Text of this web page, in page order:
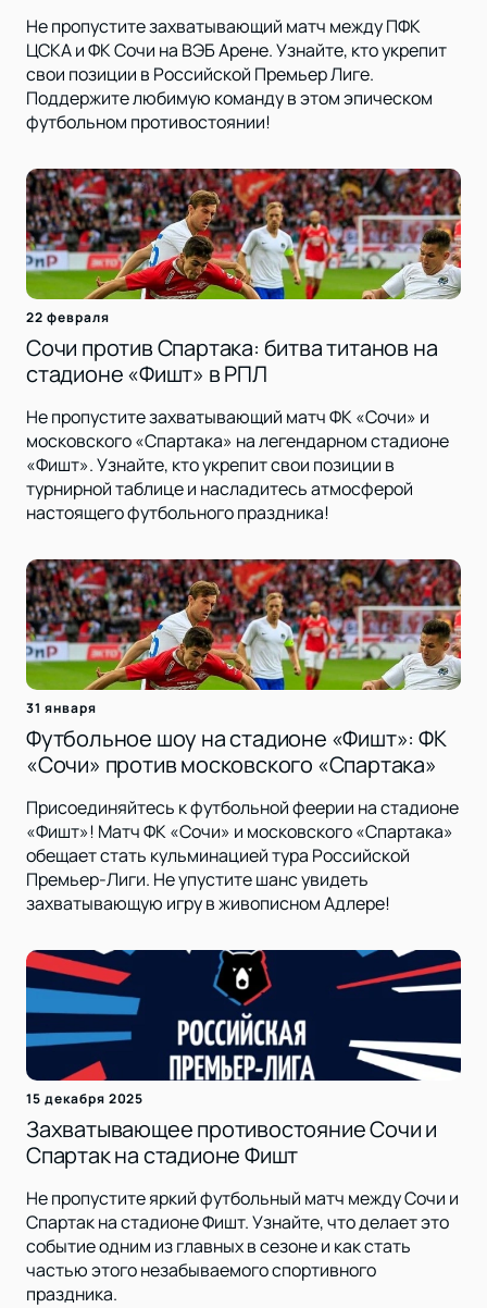
Не пропустите захватывающий матч между ПФК
ЦСКА и ФК Сочи на ВЭБ Арене. Узнайте, кто укрепит
свои позиции в Российской Премьер Лиге.
Поддержите любимую команду в этом эпическом
футбольном противостоянии!
22 февраля
Сочи против Спартака: битва титанов на
стадионе «Фишт» в РПЛ
Не пропустите захватывающий матч ФК «Сочи» и
московского «Спартака» на легендарном стадионе
«Фишт». Узнайте, кто укрепит свои позиции в
турнирной таблице и насладитесь атмосферой
настоящего футбольного праздника!
31 января
Футбольное шоу на стадионе «Фишт»: ФК
«Сочи» против московского «Спартака»
Присоединяйтесь к футбольной феерии на стадионе
«Фишт»! Матч ФК «Сочи» и московского «Спартака»
обещает стать кульминацией тура Российской
Премьер-Лиги. Не упустите шанс увидеть
захватывающую игру в живописном Адлере!
15 декабря 2025
Захватывающее противостояние Сочи и
Спартак на стадионе Фишт
Не пропустите яркий футбольный матч между Сочи и
Спартак на стадионе Фишт. Узнайте, что делает это
событие одним из главных в сезоне и как стать
частью этого незабываемого спортивного
праздника.